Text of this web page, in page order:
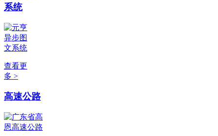
系统
查看更
多 >
高速公路